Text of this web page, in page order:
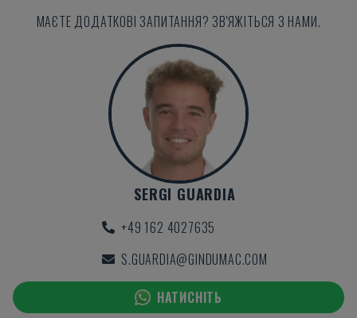
МАЄТЕ ДОДАТКОВІ ЗАПИТАННЯ? ЗВ'ЯЖІТЬСЯ З НАМИ.
SERGI GUARDIA
+49 162 4027635
S.GUARDIA@GINDUMAC.COM
НАТИСНІТЬ